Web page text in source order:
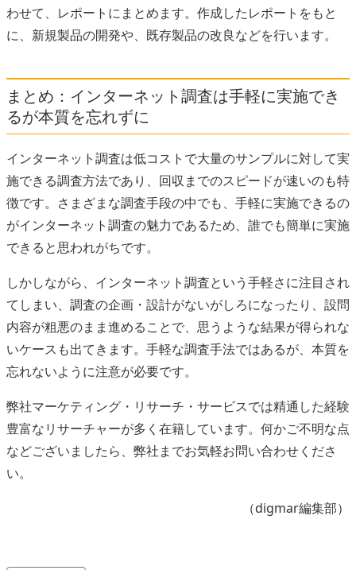
わせて、レポートにまとめます。作成したレポートをもと
に、新規製品の開発や、既存製品の改良などを行います。
まとめ：インターネット調査は手軽に実施でき
るが本質を忘れずに
インターネット調査は低コストで大量のサンプルに対して実
施できる調査方法であり、回収までのスピードが速いのも特
徴です。さまざまな調査手段の中でも、手軽に実施できるの
がインターネット調査の魅力であるため、誰でも簡単に実施
できると思われがちです。
しかしながら、インターネット調査という手軽さに注目され
てしまい、調査の企画・設計がないがしろになったり、設問
内容が粗悪のまま進めることで、思うような結果が得られな
いケースも出てきます。手軽な調査手法ではあるが、本質を
忘れないように注意が必要です。
弊社マーケティング・リサーチ・サービスでは精通した経験
豊富なリサーチャーが多く在籍しています。何かご不明な点
などございましたら、弊社までお気軽お問い合わせくださ
い。
（digmar編集部）